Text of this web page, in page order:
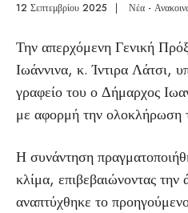
12 Σεπτεμβρίου 2025 | Νέα -
Την απερχόμενη Γενική
Ιωάννινα, κ. Ίντιρα Λάτσι,
γραφείο του ο Δήμαρχος
με αφορμή την ολοκλήρωση
Η συνάντηση
κλίμα, επιβεβαιώνοντας
αναπτύχθηκε το